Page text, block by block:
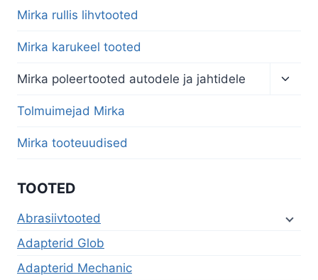
Mirka rullis lihvtooted
Mirka karukeel tooted
Mirka poleertooted autodele ja jahtidele
Tolmuimejad Mirka
Mirka tooteuudised
TOOTED
Abrasiivtooted
Adapterid Glob
Adapterid Mechanic